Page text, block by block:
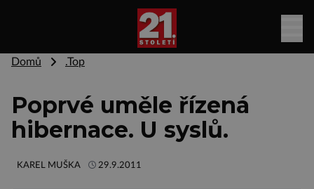
Domů .Top
Poprvé uměle řízená
hibernace. U syslů.
KAREL MUŠKA 29.9.2011